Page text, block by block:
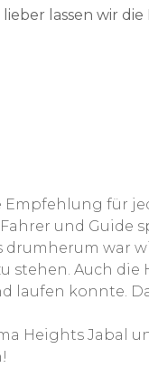
lassen wir
Empfehlung für
und
war
Auch
laufen konnte.
Heights Jabal